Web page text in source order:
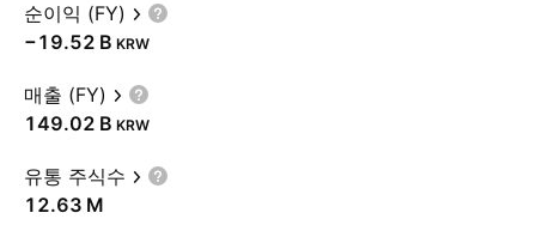
순이익 (FY)
‪−19.52 B‬ KRW
매출 (FY)
‪149.02 B‬ KRW
유통 주식수
‪12.63 M‬